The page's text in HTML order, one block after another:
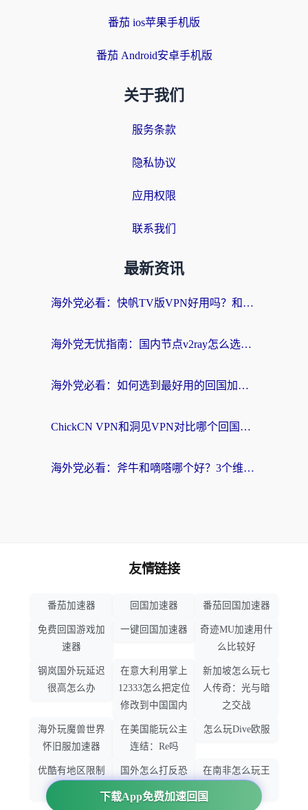
番茄 ios苹果手机版
番茄 Android安卓手机版
关于我们
服务条款
隐私协议
应用权限
联系我们
最新资讯
海外党必看：快帆TV版VPN好用吗？和快游VPN对比哪个回国效果更好？附实用避坑指南
海外党无忧指南：国内节点v2ray怎么选？一键回国VPN+多场景实测帮你避坑
海外党必看：如何选到最好用的回国加速器？从节点到售后的全维度指南
ChickCN VPN和洞见VPN对比哪个回国效果更好？海外党亲测3款加速器+避坑指南
海外党必看：斧牛和嘀嗒哪个好？3个维度教你选对回国加速器
下载App免费加速回国
友情链接
番茄加速器 回国加速器 番茄回国加速器
免费回国游戏加
速器
一键回国加速器
奇迹MU加速用什
么比较好
钢岚国外玩延迟
很高怎么办
在意大利用掌上
12333怎么把定位
修改到中国国内
新加坡怎么玩七
人传奇：光与暗
之交战
海外玩魔兽世界
怀旧服加速器
在美国能玩公主
连结：Re吗
怎么玩Dive欧服
优酷有地区限制
国外怎么打反恐
精英：全球攻势
在南非怎么玩王